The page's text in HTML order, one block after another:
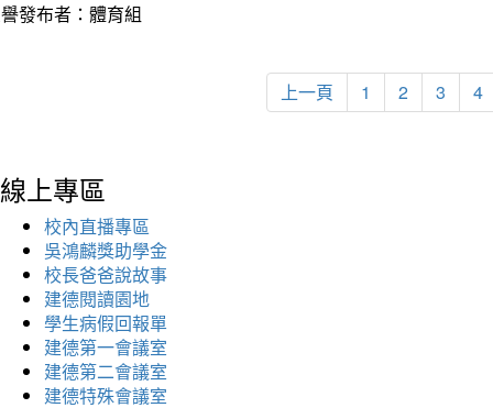
發布者：體育組
上一頁 1 2 3 4
線上專區
校內直播專區
吳鴻麟獎助學金
校長爸爸說故事
建德閱讀園地
學生病假回報單
建德第一會議室
建德第二會議室
建德特殊會議室